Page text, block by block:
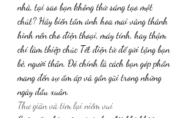
nhà, tại sao bạn không thử sáng tạo một
chút? Hãy biến tấm ảnh hoa mai vàng thành
hình nền cho điện thoại, máy tính, hay thậm
chí làm thiệp chúc Tết điện tử để gửi tặng bạn
bè, người thân. Đó chính là cách bạn góp phần
mang đến sự ấm áp và gần gũi trong những
ngày đầu xuân.
Thư giãn và tìm lại niềm vui